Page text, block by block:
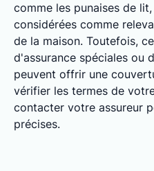
comme les punaises de
considérées comme
de la maison. Toutefois,
d'assurance spéciales ou
peuvent offrir une
vérifier les termes de
contacter votre assureur
précises.